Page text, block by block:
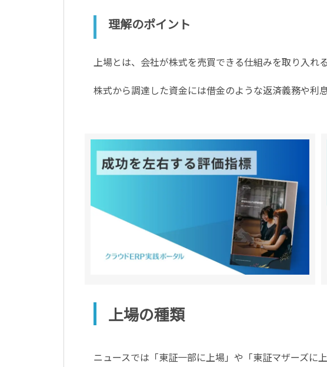
理解のポイント
上場とは、会社が株式を売買できる仕組みを取り入れる
株式から調達した資金には借金のような返済義務や利息
上場の種類
ニュースでは「東証一部に上場」や「東証マザーズに